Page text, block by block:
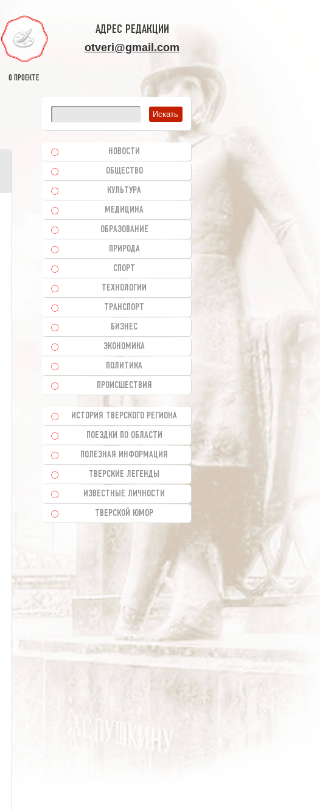
О ПРОЕКТЕ
АДРЕС РЕДАКЦИИ
otveri@gmail.com
НОВОСТИ
ОБЩЕСТВО
КУЛЬТУРА
МЕДИЦИНА
ОБРАЗОВАНИЕ
ПРИРОДА
СПОРТ
ТЕХНОЛОГИИ
ТРАНСПОРТ
БИЗНЕС
ЭКОНОМИКА
ПОЛИТИКА
ПРОИСШЕСТВИЯ
ИСТОРИЯ ТВЕРСКОГО РЕГИОНА
ПОЕЗДКИ ПО ОБЛАСТИ
ПОЛЕЗНАЯ ИНФОРМАЦИЯ
ТВЕРСКИЕ ЛЕГЕНДЫ
ИЗВЕСТНЫЕ ЛИЧНОСТИ
ТВЕРСКОЙ ЮМОР